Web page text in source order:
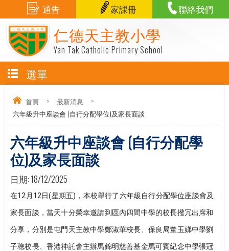
仁德天主教小學
Yan Tak Catholic Primary School
通告 家課冊 聯絡我們
選單
首頁 > 最新消息
>
六年級升中座談會 (自行分配學位)及家長面談
六年級升中座談會 (自行分配學
位)及家長面談
日期:18/12/2025
在12月12日(星期五)，本校舉行了六年級自行分配學位座談會及
家長面談，當天十分榮幸邀請到區內四間中學的校長撥冗出席和
分享，分別是屯門天主教中學鄭淑華校長、保良局董玉娣中學劉
子聰校長、香港神託會主辦馬錦明慈善基金馬可賓紀念中學張冠